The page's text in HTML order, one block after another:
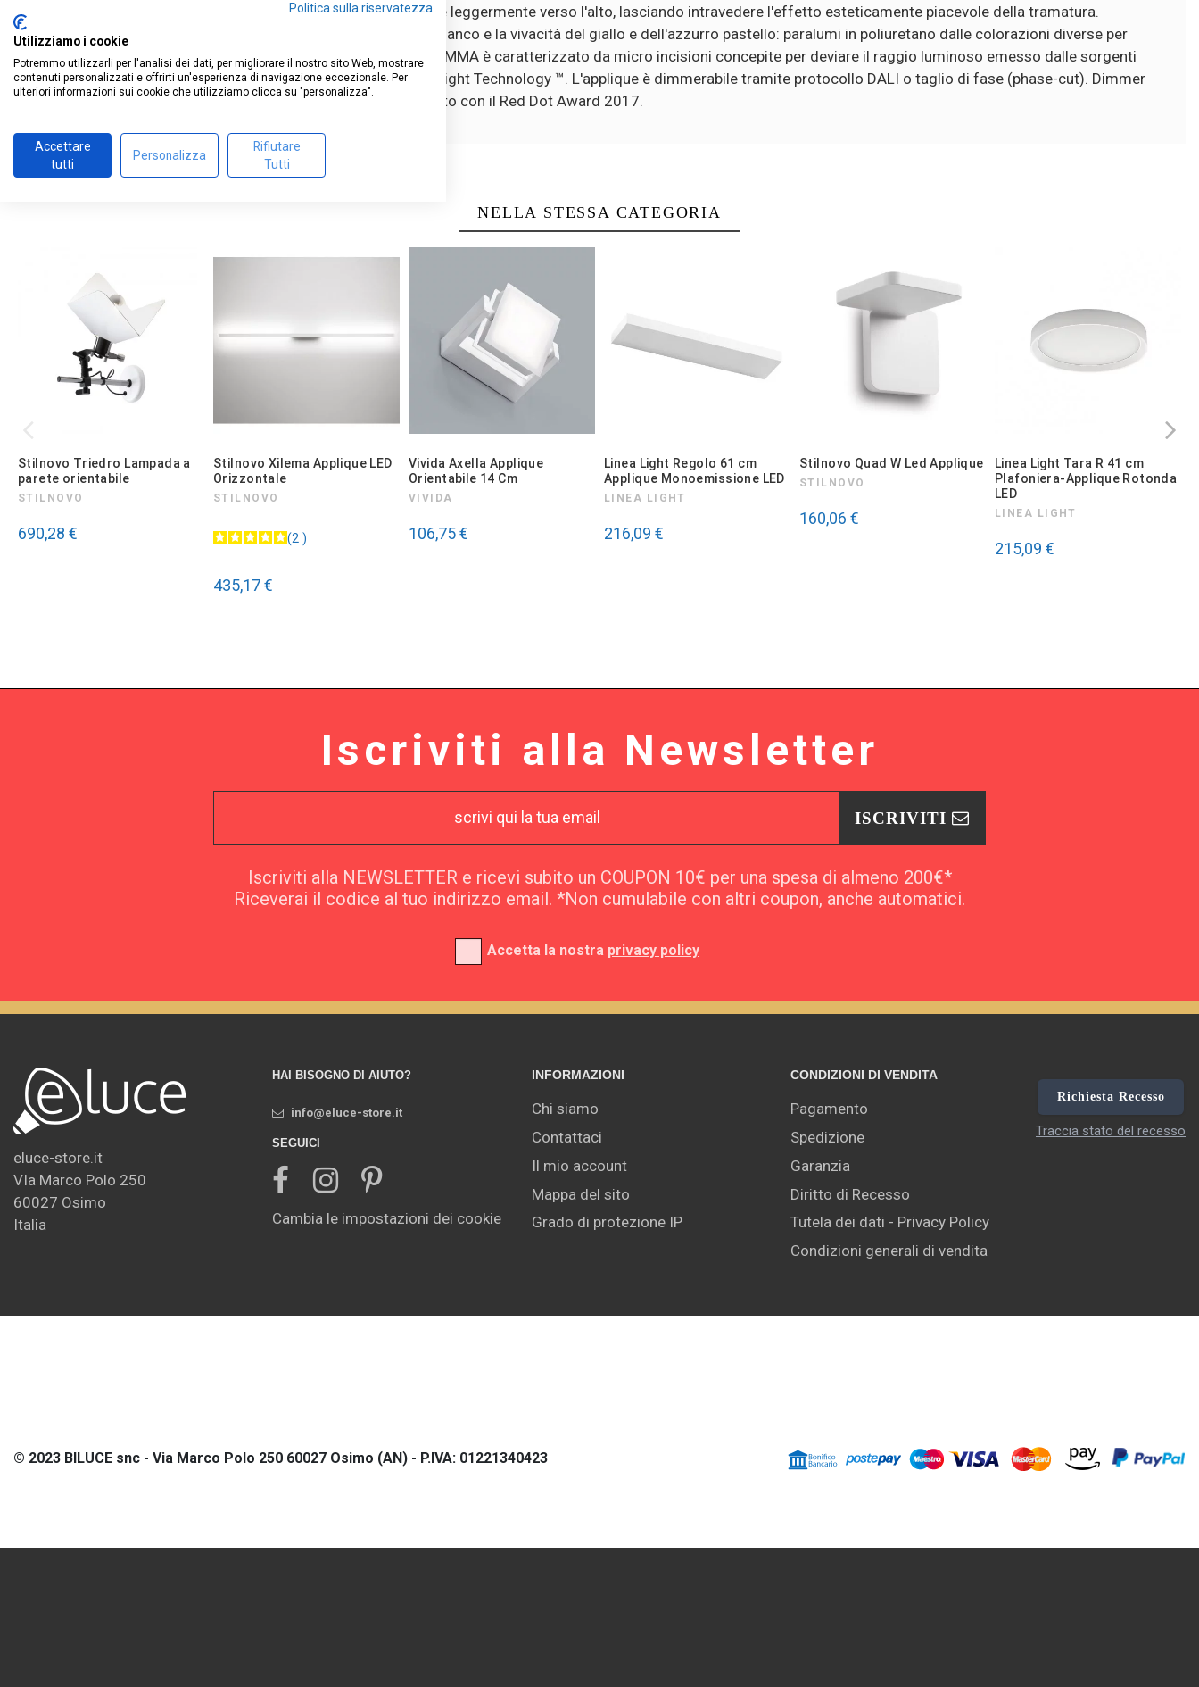
illuminante dal profilo funzionale; la linea della base si flette leggermente verso l'alto, lasciando intravedere l'effetto esteticamente piacevole della tramatura.
All'eleganza del nero si contrappongono l'essenzialità del bianco e la vivacità del giallo e dell'azzurro pastello: paralumi in poliuretano dalle colorazioni diverse per
soddisfare i gusti più sofisticati. All'interno, il diffusore in PMMA è caratterizzato da micro incisioni concepite per deviare il raggio luminoso emesso dalle sorgenti
topLED disposte circolarmente ai lati. È il segreto dell'OptiLight Technology ™. L'applique è dimmerabile tramite protocollo DALI o taglio di fase (phase-cut). Dimmer
non incluso. Una famiglia dal design inconfondibile, premiato con il Red Dot Award 2017.
5/5
5
stelle
stelle
stelle
1stella
Recensione del 14/12/2022 , in seguito ad un'esperienza del
NELLA STESSA CATEGORIA
Stilnovo Triedro Lampada a
parete orientabile
STILNOVO
690,28 €
Stilnovo Xilema Applique LED
Orizzontale
STILNOVO
2
435,17 €
Vivida Axella Applique
Orientabile 14 Cm
VIVIDA
106,75 €
Linea Light Regolo 61 cm
Applique Monoemissione LED
LINEA LIGHT
216,09 €
Stilnovo Quad W Led Applique
STILNOVO
160,06 €
Linea Light Tara R 41 cm
Plafoniera-Applique Rotonda
LED
LINEA LIGHT
215,09 €
Iscriviti alla Newsletter
ISCRIVITI
Iscriviti alla NEWSLETTER e ricevi subito un COUPON 10€ per una spesa di almeno 200€*
Riceverai il codice al tuo indirizzo email. *Non cumulabile con altri coupon, anche automatici.
Accetta la nostra privacy policy
eluce-store.it
VIa Marco Polo 250
60027 Osimo
Italia
HAI BISOGNO DI AIUTO?
info@eluce-store.it
SEGUICI
Cambia le impostazioni dei cookie
INFORMAZIONI
Chi siamo
Contattaci
Il mio account
Mappa del sito
Grado di protezione IP
CONDIZIONI DI VENDITA
Pagamento
Spedizione
Garanzia
Diritto di Recesso
Tutela dei dati - Privacy Policy
Condizioni generali di vendita
Richiesta Recesso
Traccia stato del recesso
© 2023 BILUCE snc - Via Marco Polo 250 60027 Osimo (AN) - P.IVA: 01221340423
Politica sulla riservatezza
Utilizziamo i cookie
Potremmo utilizzarli per l'analisi dei dati, per migliorare il nostro sito Web, mostrare
contenuti personalizzati e offrirti un'esperienza di navigazione eccezionale. Per
ulteriori informazioni sui cookie che utilizziamo clicca su "personalizza".
Accettare
tutti
Personalizza
Rifiutare
Tutti